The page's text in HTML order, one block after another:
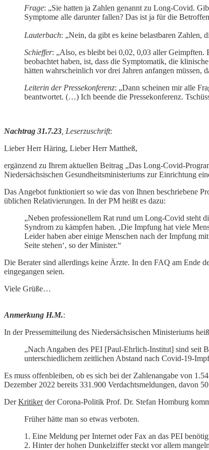
Frage: „Sie hatten ja Zahlen genannt zu Long-Covid.
Symptome alle darunter fallen? Das ist ja für die
Lauterbach: „Nein, da gibt es keine belastbaren
Schieffer: „Also, es bleibt bei 0,02, 0,03 aller Geimpften.
beobachtet haben, ist, dass die Symptomatik, die
hätten wahrscheinlich vor drei Jahren anfangen müssen,
Leiterin der Pressekonferenz: „Dann scheinen mir alle
beantwortet. (…) Ich beende die Pressekonferenz.
Nachtrag 31.7.23 , Leserzuschrift:
Lieber Herr Häring, Lieber Herr Mattheß,
ergänzend zu Ihrem aktuellen Beitrag „Das Long-Covid-
Niedersächsischen Gesundheitsministeriums zur Einrichtung
Das Angebot funktioniert so wie das von Ihnen beschriebene
üblichen Relativierungen. In der PM heißt es dazu:
„Neben professionellem Rat rund um Long-Covid steht
Syndrom zu kämpfen haben. ‚Die Impfung hat viele
Leider haben aber einige Menschen nach der Impfung
Seite stehen‘, so der Minister.“
Die Berater sind allerdings keine Ärzte. In den FAQ am Ende
eingegangen seien.
Viele Grüße…
Anmerkung H.M.:
In der Pressemitteilung des Niedersächsischen Ministeriums
„Nach Angaben des PEI [Paul-Ehrlich-Institut] sind seit
unterschiedlichem zeitlichen Abstand nach Covid-19-
Es muss offenbleiben, ob es sich bei der Zahlenangabe von
Dezember 2022 bereits 331.900 Verdachtsmeldungen, davon
DerKritikerder Corona-Politik Prof. Dr. Stefan Homburg
Früher hätte man so etwas verboten.
1. Eine Meldung per Internet oder Fax an das PEI
2. Hinter der hohen Dunkelziffer steckt vor allem